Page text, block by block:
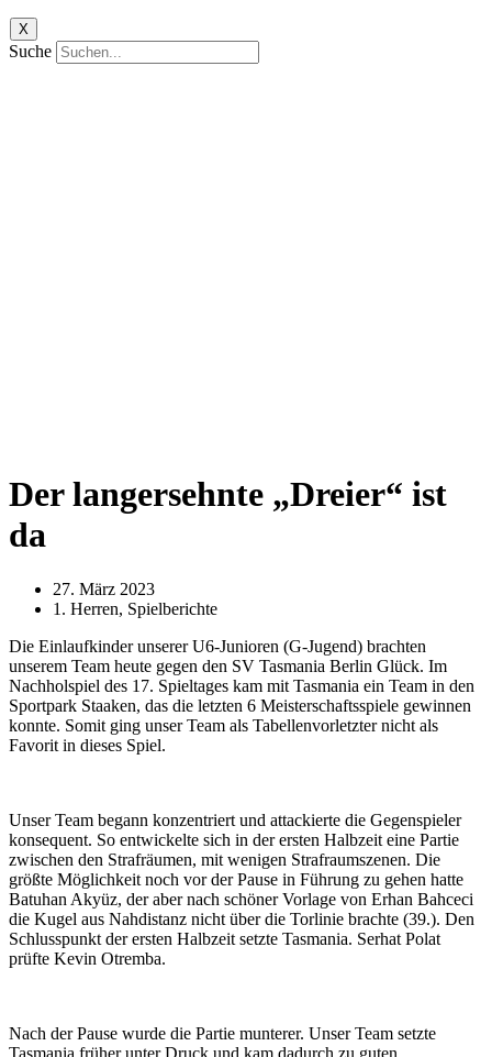
X
Suche
Der langersehnte „Dreier“ ist
da
27. März 2023
1. Herren, Spielberichte
Die Einlaufkinder unserer U6-Junioren (G-Jugend) brachten
unserem Team heute gegen den SV Tasmania Berlin Glück. Im
Nachholspiel des 17. Spieltages kam mit Tasmania ein Team in den
Sportpark Staaken, das die letzten 6 Meisterschaftsspiele gewinnen
konnte. Somit ging unser Team als Tabellenvorletzter nicht als
Favorit in dieses Spiel.
Unser Team begann konzentriert und attackierte die Gegenspieler
konsequent. So entwickelte sich in der ersten Halbzeit eine Partie
zwischen den Strafräumen, mit wenigen Strafraumszenen. Die
größte Möglichkeit noch vor der Pause in Führung zu gehen hatte
Batuhan Akyüz, der aber nach schöner Vorlage von Erhan Bahceci
die Kugel aus Nahdistanz nicht über die Torlinie brachte (39.). Den
Schlusspunkt der ersten Halbzeit setzte Tasmania. Serhat Polat
prüfte Kevin Otremba.
Nach der Pause wurde die Partie munterer. Unser Team setzte
Tasmania früher unter Druck und kam dadurch zu guten